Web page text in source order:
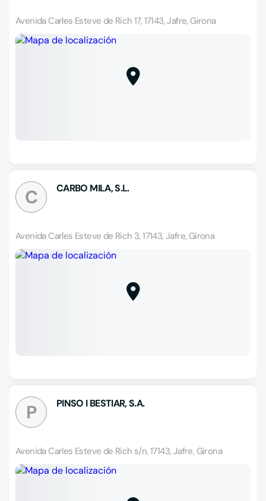
Avenida Carles Esteve de Rich 17, 17143, Jafre, Girona
C CARBO MILA, S.L.
Avenida Carles Esteve de Rich 3, 17143, Jafre, Girona
P PINSO I BESTIAR, S.A.
Avenida Carles Esteve de Rich s/n, 17143, Jafre, Girona